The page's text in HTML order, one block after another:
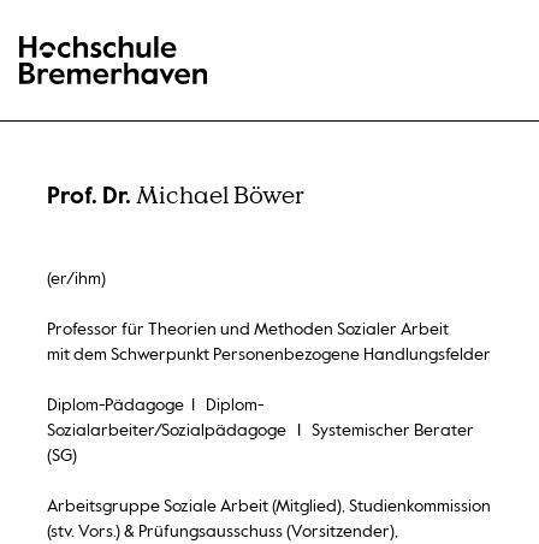
Hochschule Bremerhaven
Prof. Dr. Michael Böwer
(er/ihm)
Professor für Theorien und Methoden Sozialer Arbeit
mit dem Schwerpunkt Personenbezogene Handlungsfelder
Diplom-Pädagoge I Diplom-
Sozialarbeiter/Sozialpädagoge I Systemischer Berater
(SG)
Arbeitsgruppe Soziale Arbeit (Mitglied), Studienkommission
(stv. Vors.) & Prüfungsausschuss (Vorsitzender),